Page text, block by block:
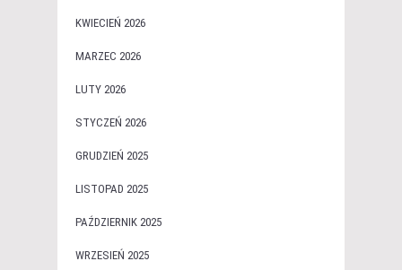
KWIECIEŃ 2026
MARZEC 2026
LUTY 2026
STYCZEŃ 2026
GRUDZIEŃ 2025
LISTOPAD 2025
PAŹDZIERNIK 2025
WRZESIEŃ 2025